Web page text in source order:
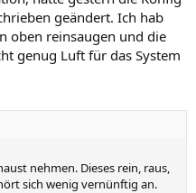
geändert. Ich hab
oben reinsaugen und die
genug Luft für das System
nehmen. Dieses rein, raus,
sich wenig vernünftig an.